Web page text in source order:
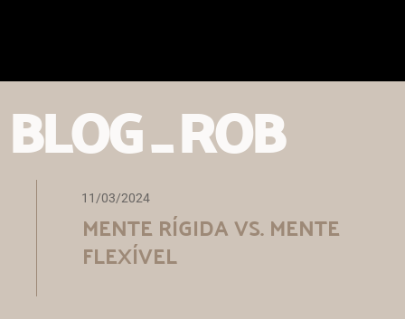
BLOG _ ROB
11/03/2024
MENTE RÍGIDA VS. MENTE
FLEXÍVEL